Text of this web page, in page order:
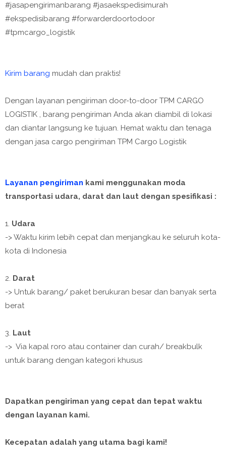
#jasapengirimanbarang #jasaekspedisimurah
#ekspedisibarang #forwarderdoortodoor
#tpmcargo_logistik
Kirim barang mudah dan praktis!
Dengan layanan pengiriman door-to-door TPM CARGO
LOGISTIK , barang pengiriman Anda akan diambil di lokasi
dan diantar langsung ke tujuan. Hemat waktu dan tenaga
dengan jasa cargo pengiriman TPM Cargo Logistik
Layanan pengiriman kami menggunakan moda
transportasi udara, darat dan laut dengan spesifikasi :
1. Udara
-> Waktu kirim lebih cepat dan menjangkau ke seluruh kota-
kota di Indonesia
2. Darat
-> Untuk barang/ paket berukuran besar dan banyak serta
berat
3. Laut
-> Via kapal roro atau container dan curah/ breakbulk
untuk barang dengan kategori khusus
Dapatkan pengiriman yang cepat dan tepat waktu
dengan layanan kami.
Kecepatan adalah yang utama bagi kami!